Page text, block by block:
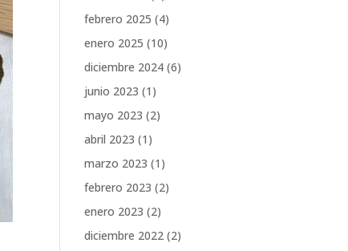
febrero 2025 (4)
enero 2025 (10)
diciembre 2024 (6)
junio 2023 (1)
mayo 2023 (2)
abril 2023 (1)
marzo 2023 (1)
febrero 2023 (2)
enero 2023 (2)
diciembre 2022 (2)